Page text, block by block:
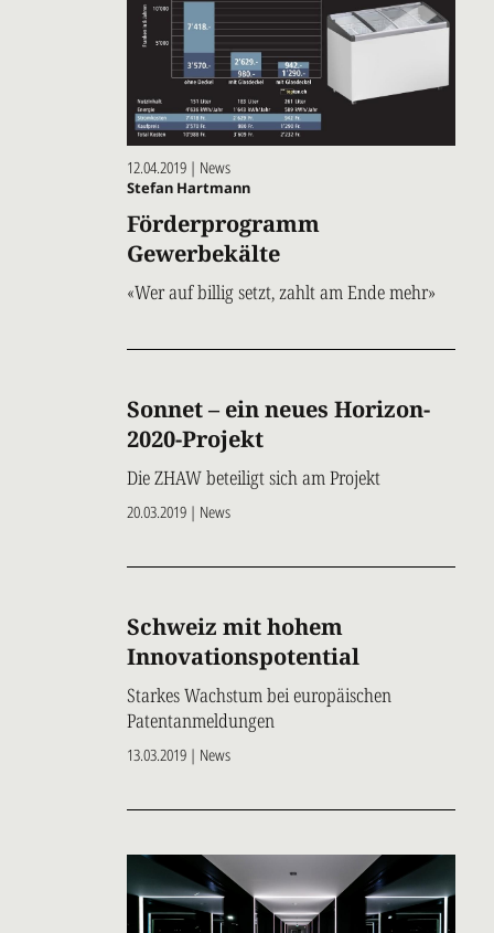
12.04.2019 | News
Stefan Hartmann
Förderprogramm
Gewerbekälte
«Wer auf billig setzt, zahlt am Ende mehr»
Sonnet – ein neues Horizon-
2020-Projekt
Die ZHAW beteiligt sich am Projekt
20.03.2019 | News
Schweiz mit hohem
Innovationspotential
Starkes Wachstum bei europäischen
Patentanmeldungen
13.03.2019 | News